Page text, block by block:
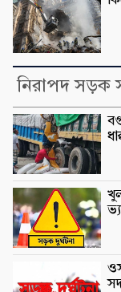
নিরাপদ সড়ক